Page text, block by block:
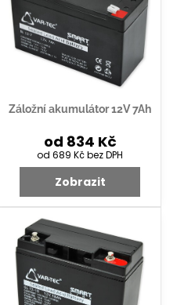
Záložní akumulátor 12V 7Ah
od 834 Kč
od 689 Kčbez DPH
Zobrazit